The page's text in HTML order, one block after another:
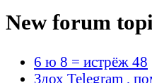
New forum
6 ю 8 = истрёж 48
Здох Telegram ,